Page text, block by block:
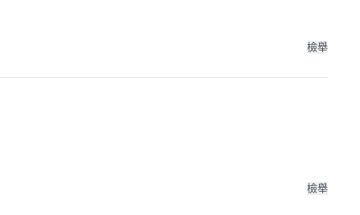
檢舉
檢舉